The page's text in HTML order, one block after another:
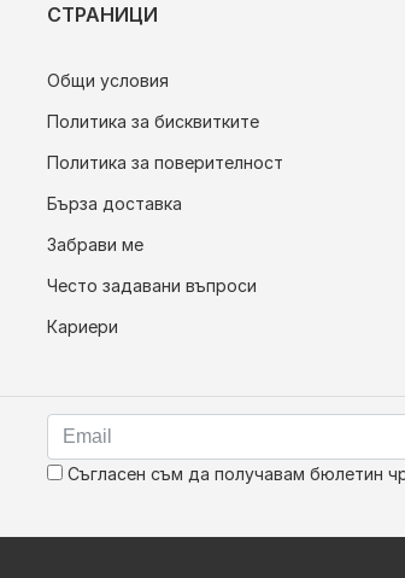
СТРАНИЦИ
Общи условия
Политика за бисквитките
Политика за поверителност
Бърза доставка
Забрави ме
Често задавани въпроси
Кариери
Съгласен съм да получавам бюлетин